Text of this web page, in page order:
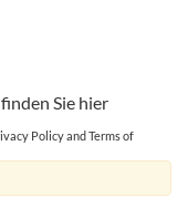
Sie hier
PolicyandTerms of